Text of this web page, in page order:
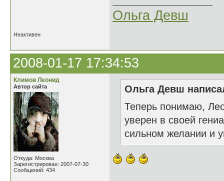
Ольга Девш
Неактивен
2008-01-17 17:34:53
Климов Леонид
Автор сайта
Откуда: Москва
Зарегистрирован: 2007-07-30
Сообщений: 434
Ольга Девш
Теперь понимаю,
уверен в своей
сильном желании и